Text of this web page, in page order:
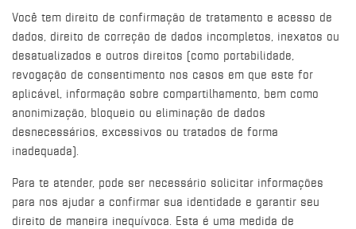
Você tem direito de confirmação de tratamento e acesso de
dados, direito de correção de dados incompletos, inexatos ou
desatualizados e outros direitos (como portabilidade,
revogação de consentimento nos casos em que este for
aplicável, informação sobre compartilhamento, bem como
anonimização, bloqueio ou eliminação de dados
desnecessários, excessivos ou tratados de forma
inadequada).
Para te atender, pode ser necessário solicitar informações
para nos ajudar a confirmar sua identidade e garantir seu
direito de maneira inequívoca. Esta é uma medida de